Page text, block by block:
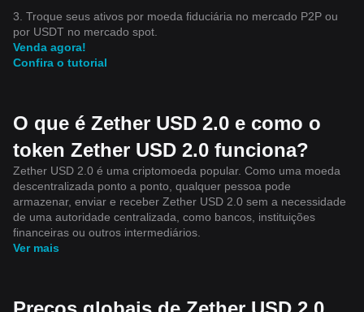
3. Troque seus ativos por moeda fiduciária no mercado P2P ou
por USDT no mercado spot.
Venda agora!
Confira o tutorial
O que é Zether USD 2.0 e como o
token Zether USD 2.0 funciona?
Zether USD 2.0 é uma criptomoeda popular. Como uma moeda
descentralizada ponto a ponto, qualquer pessoa pode
armazenar, enviar e receber Zether USD 2.0 sem a necessidade
de uma autoridade centralizada, como bancos, instituições
financeiras ou outros intermediários.
Ver mais